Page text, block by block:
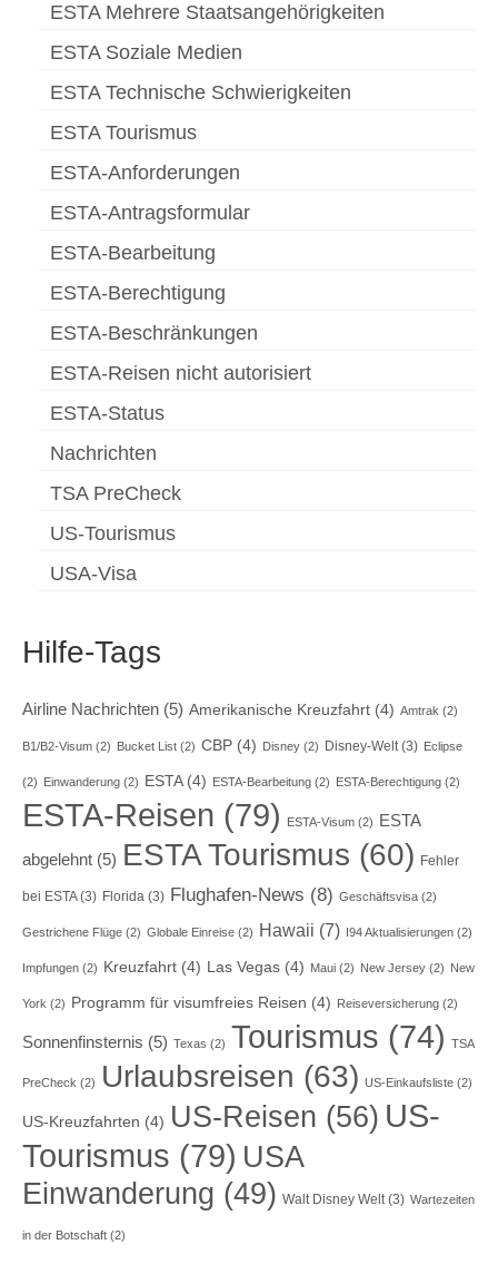
ESTA Mehrere Staatsangehörigkeiten
ESTA Soziale Medien
ESTA Technische Schwierigkeiten
ESTA Tourismus
ESTA-Anforderungen
ESTA-Antragsformular
ESTA-Bearbeitung
ESTA-Berechtigung
ESTA-Beschränkungen
ESTA-Reisen nicht autorisiert
ESTA-Status
Nachrichten
TSA PreCheck
US-Tourismus
USA-Visa
Hilfe-Tags
Airline Nachrichten (5) Amerikanische Kreuzfahrt (4) Amtrak (2)
B1/B2-Visum (2) Bucket List (2) CBP (4) Disney (2) Disney-Welt(3) Eclipse
(2) Einwanderung (2) ESTA(4) ESTA-Bearbeitung (2) ESTA-Berechtigung (2)
ESTA-Reisen (79) ESTA-Visum (2) ESTA
abgelehnt (5) ESTA Tourismus (60) Fehler
bei ESTA(3) Florida (3) Flughafen-News (8) Geschäftsvisa (2)
Gestrichene Flüge (2) Globale Einreise (2) Hawaii (7) I94 Aktualisierungen (2)
Impfungen (2) Kreuzfahrt (4) Las Vegas (4) Maui (2) New Jersey (2) New
York (2) Programm für visumfreies Reisen (4) Reiseversicherung (2)
Sonnenfinsternis (5) Texas (2) Tourismus (74) TSA
PreCheck (2) Urlaubsreisen (63) US-Einkaufsliste (2)
US-Kreuzfahrten (4) US-Reisen (56) US-
Tourismus (79) USA
Einwanderung (49) Walt Disney Welt(3) Wartezeiten
in der Botschaft (2)